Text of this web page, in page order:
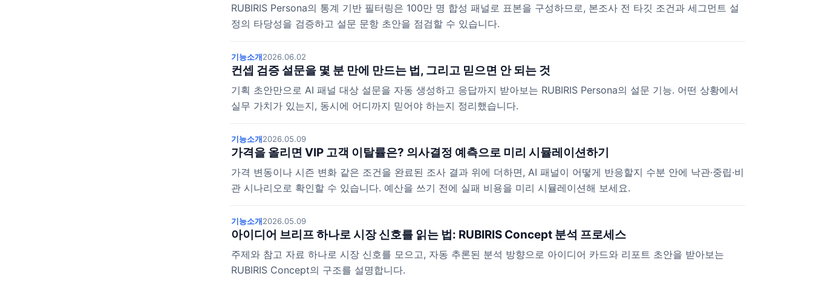
RUBIRIS Persona의 통계 기반 필터링은 100만 명 합성 패널로 표본을 구성하므로, 본조사 전 타깃 조건과 세그먼트 설
정의 타당성을 검증하고 설문 문항 초안을 점검할 수 있습니다.
기능소개2026.06.02
컨셉 검증 설문을 몇 분 만에 만드는 법, 그리고 믿으면 안 되는 것
기획 초안만으로 AI 패널 대상 설문을 자동 생성하고 응답까지 받아보는 RUBIRIS Persona의 설문 기능. 어떤 상황에서
실무 가치가 있는지, 동시에 어디까지 믿어야 하는지 정리했습니다.
기능소개2026.05.09
가격을 올리면 VIP 고객 이탈률은? 의사결정 예측으로 미리 시뮬레이션하기
가격 변동이나 시즌 변화 같은 조건을 완료된 조사 결과 위에 더하면, AI 패널이 어떻게 반응할지 수분 안에 낙관·중립·비
관 시나리오로 확인할 수 있습니다. 예산을 쓰기 전에 실패 비용을 미리 시뮬레이션해 보세요.
기능소개2026.05.09
아이디어 브리프 하나로 시장 신호를 읽는 법: RUBIRIS Concept 분석 프로세스
주제와 참고 자료 하나로 시장 신호를 모으고, 자동 추론된 분석 방향으로 아이디어 카드와 리포트 초안을 받아보는
RUBIRIS Concept의 구조를 설명합니다.